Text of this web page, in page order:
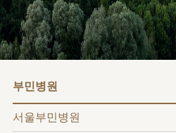
HI
HSS
글로벌
얼라이언스
연혁
조직도
오시는길
언론보도
건강토크
입찰공고
부민병원
40주년
역사관
서울부민병원
부산부민병원
해운대부민병원
프레스티지
라이프케어센터
KOR
ENG
RUS
부민병원
서울부민병원